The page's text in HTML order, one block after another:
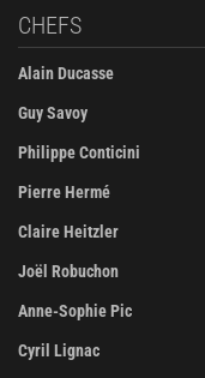
CHEFS
Alain Ducasse
Guy Savoy
Philippe Conticini
Pierre Hermé
Claire Heitzler
Joël Robuchon
Anne-Sophie Pic
Cyril Lignac